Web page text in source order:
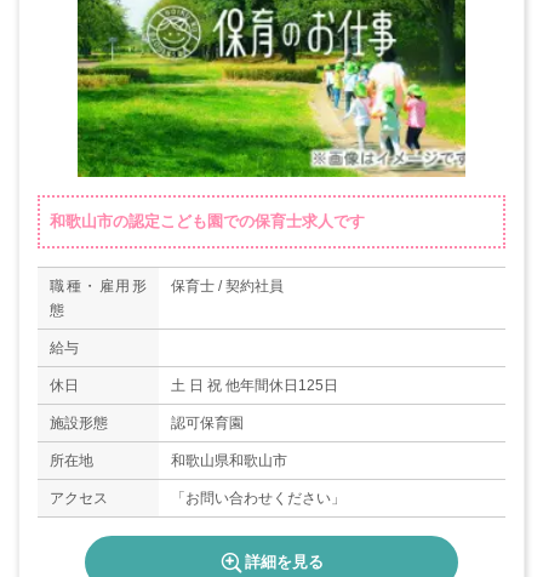
和歌山市の認定こども園での保育士求人です
職種・雇用形
態
保育士 / 契約社員
給与
休日 土 日 祝 他年間休日125日
施設形態 認可保育園
所在地 和歌山県和歌山市
アクセス 「お問い合わせください」
詳細を見る